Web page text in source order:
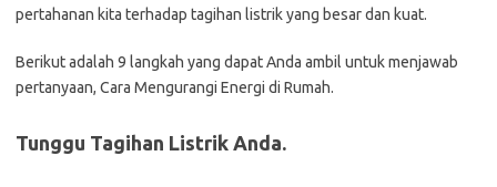
pertahanan kita terhadap tagihan listrik yang besar dan kuat.
Berikut adalah 9 langkah yang dapat Anda ambil untuk menjawab
pertanyaan, Cara Mengurangi Energi di Rumah.
Tunggu Tagihan Listrik Anda.